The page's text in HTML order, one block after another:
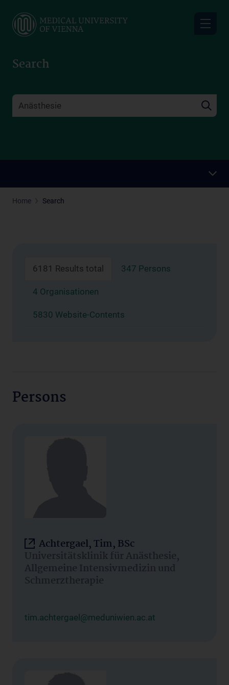
main
Search
Home Search
6181 Results total 347 Persons
4 Organisationen
5830 Website-Contents
Persons
Achtergael, Tim, BSc
Universitätsklinik für Anästhesie,
Allgemeine Intensivmedizin und
Schmerztherapie
tim.achtergael@meduniwien.ac.at